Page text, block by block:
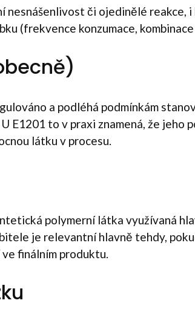
či ojedinělé
(frekvence konzumace,
a podléhá podmínkám
E1201 to v praxi znamená, že jeho
látku v procesu.
polymerní látka využívaná
je relevantní hlavně tehdy,
finálním produktu.